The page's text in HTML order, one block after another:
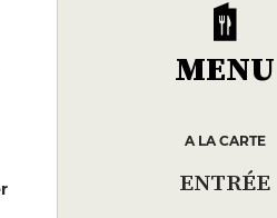
MENU
A LA CARTE
ENTRÉE